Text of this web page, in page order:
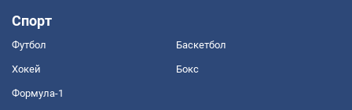
Спорт
Футбол Баскетбол
Хокей Бокс
Формула-1